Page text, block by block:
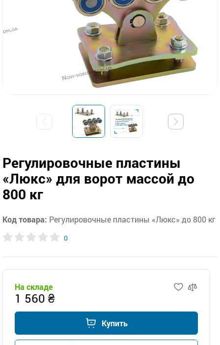
Регулировочные пластины
«Люкс» для ворот массой до
800 кг
Код товара: Регулировочные пластины «Люкс» до 800 кг
0
На складе
1 560 ₴
Купить